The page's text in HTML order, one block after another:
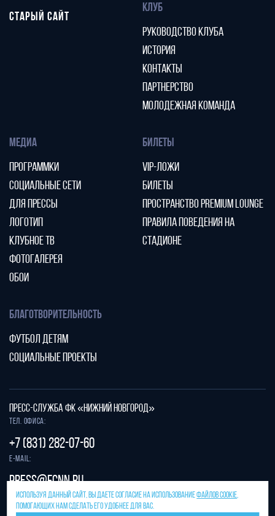
СТАРЫЙ САЙТ
КЛУБ
РУКОВОДСТВО КЛУБА
ИСТОРИЯ
КОНТАКТЫ
ПАРТНЕРСТВО
МОЛОДЕЖНАЯ КОМАНДА
МЕДИА
ПРОГРАММКИ
СОЦИАЛЬНЫЕ СЕТИ
ДЛЯ ПРЕССЫ
ЛОГОТИП
КЛУБНОЕ ТВ
ФОТОГАЛЕРЕЯ
ОБОИ
БИЛЕТЫ
VIP-ЛОЖИ
БИЛЕТЫ
ПРОСТРАНСТВО PREMIUM LOUNGE
ПРАВИЛА ПОВЕДЕНИЯ НА
СТАДИОНЕ
БЛАГОТВОРИТЕЛЬНОСТЬ
ФУТБОЛ ДЕТЯМ
СОЦИАЛЬНЫЕ ПРОЕКТЫ
Защита от спама reCAPTCHA.
Конфиденциальностьиусловия использования
ПРЕСС-СЛУЖБА ФК «НИЖНИЙ НОВГОРОД»
Тел. офиса:
+7 (831) 282-07-60
E-mail:
press@fcnn.ru
ИСПОЛЬЗУЯ ДАННЫЙ САЙТ, ВЫ ДАЕТЕ СОГЛАСИЕ НА ИСПОЛЬЗОВАНИЕФАЙЛОВ COOKIE,
ПОМОГАЮЩИХ НАМ СДЕЛАТЬ ЕГО УДОБНЕЕ ДЛЯ ВАС.